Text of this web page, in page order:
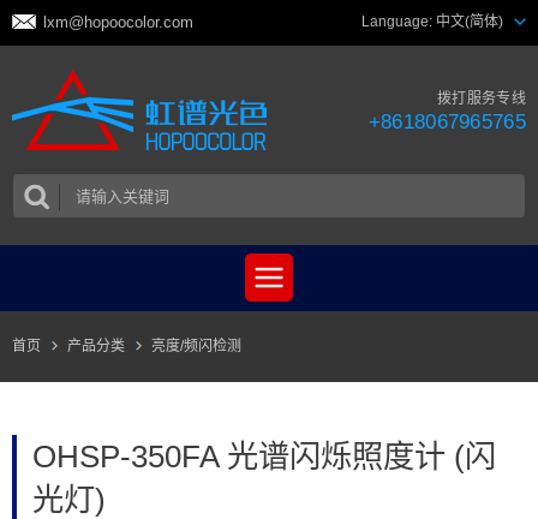
lxm@hopoocolor.com Language: 中文(简体)
拨打服务专线
+8618067965765
首页 产品分类 亮度/频闪检测
OHSP-350FA 光谱闪烁照度计 (闪
光灯)